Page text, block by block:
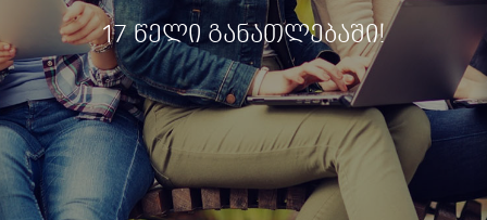
17 წელი განათლებაში!